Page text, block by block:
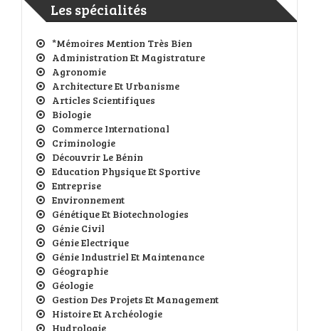
Les spécialités
*Mémoires Mention Très Bien
Administration Et Magistrature
Agronomie
Architecture Et Urbanisme
Articles Scientifiques
Biologie
Commerce International
Criminologie
Découvrir Le Bénin
Education Physique Et Sportive
Entreprise
Environnement
Génétique Et Biotechnologies
Génie Civil
Génie Electrique
Génie Industriel Et Maintenance
Géographie
Géologie
Gestion Des Projets Et Management
Histoire Et Archéologie
Hydrologie